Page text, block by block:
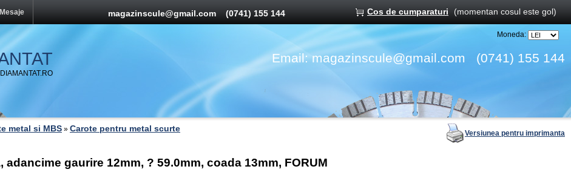
magazinscule@gmail.com(0741) 155 144 Cos de cumparaturi (momentan cosul este gol)
Moneda:
Email:magazinscule@gmail.com (0741) 155 144
metal si MBS » Carote pentru metal scurte Versiunea pentru imprimanta
adancime gaurire 12mm, ? 59.0mm, coada 13mm, FORUM